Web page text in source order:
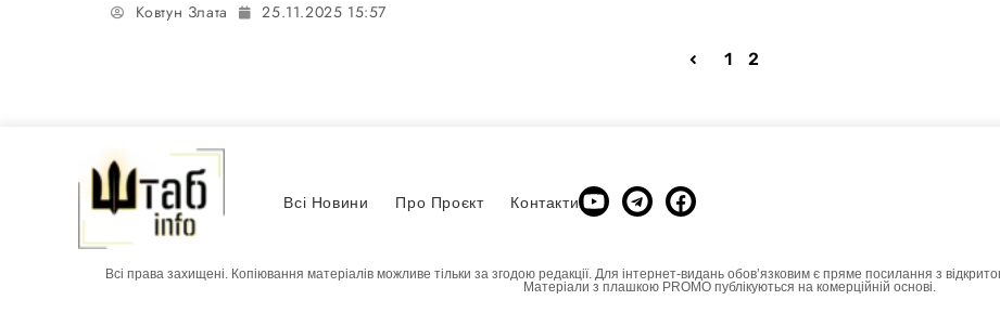
Ковтун Злата 25.11.2025 15:57
1 2
Всі Новини Про Проєкт Контакти
Всі права захищені. Копіювання матеріалів можливе тільки за згодою редакції. Для інтернет-видань обовʼязковим є пряме посилання з
Матеріали з плашкою PROMO публікуються на комерційній основі.